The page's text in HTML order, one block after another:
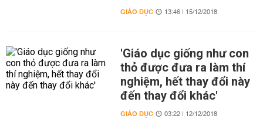
GIÁO DỤC 13:46 | 15/12/2018
'Giáo dục giống như con
thỏ được đưa ra làm thí
nghiệm, hết thay đổi này
đến thay đổi khác'
GIÁO DỤC 03:22 | 12/12/2018